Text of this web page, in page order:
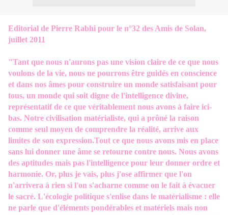
Editorial de Pierre Rabhi pour le n°32 des Amis de Solan,
juillet 2011
"Tant que nous n'aurons pas une vision claire de ce que nous
voulons de la vie, nous ne pourrons être guidés en conscience
et dans nos âmes pour construire un monde satisfaisant pour
tous, un monde qui soit digne de l'intelligence divine,
représentatif de ce que véritablement nous avons à faire ici-
bas. Notre civilisation matérialiste, qui a prôné la raison
comme seul moyen de comprendre la réalité, arrive aux
limites de son expression.Tout ce que nous avons mis en place
sans lui donner une âme se retourne contre nous. Nous avons
des aptitudes mais pas l'intelligence pour leur donner ordre et
harmonie. Or, plus je vais, plus j'ose affirmer que l'on
n'arrivera à rien si l'on s'acharne comme on le fait à évacuer
le sacré. L'écologie politique s'enlise dans le matérialisme : elle
ne parle que d'éléments pondérables et matériels mais non